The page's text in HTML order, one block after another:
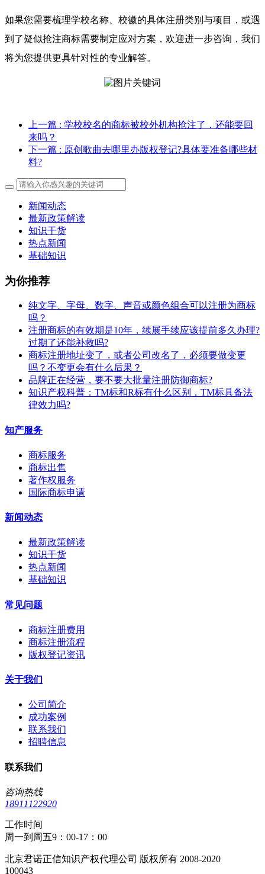
如果您需要梳理学校名称、校徽的具体注册类别与项目，或遇
到了疑似抢注商标需要制定应对方案，欢迎进一步咨询，我们
将为您提供更具针对性的专业解答。
上一篇 : 学校校名的商标被校外机构抢注了，还能要回
来吗？
下一篇 : 原创歌曲去哪里办版权登记?具体要准备哪些材
料?
新闻动态
最新政策解读
知识干货
热点新闻
基础知识
为你推荐
纯文字、字母、数字、声音或颜色组合可以注册为商标
吗？
注册商标的有效期是10年，续展手续应该提前多久办理?
过期了还能补救吗?
商标注册地址变了，或者公司改名了，必须要做变更
吗？不变更会有什么后果？
​品牌正在经营，要不要大批量注册防御商标?
知识产权科普：TM标和R标有什么区别，TM标具备法
律效力吗?
知产服务
商标服务
商标出售
著作权服务
国际商标申请
新闻动态
最新政策解读
知识干货
热点新闻
基础知识
常见问题
商标注册费用
商标注册流程
版权登记资讯
关于我们
公司简介
成功案例
联系我们
招聘信息
联系我们
咨询热线
18911122920
工作时间
周一到周五9：00-17：00
北京君诺正信知识产权代理公司 版权所有 2008-2020
100043